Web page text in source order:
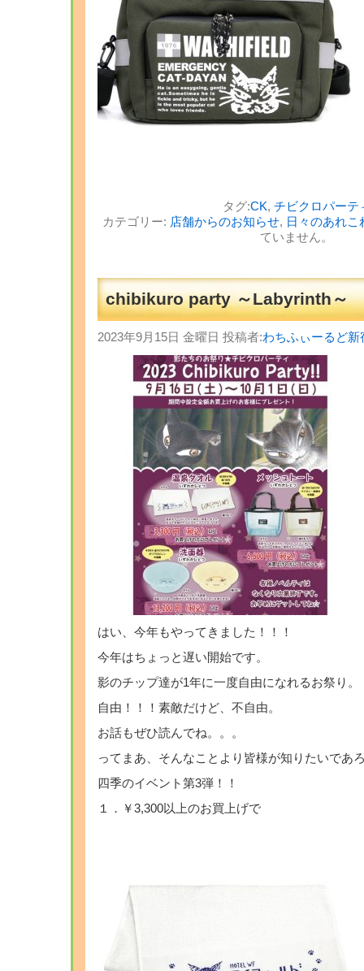
タグ:CK, チビクロパーテ
カテゴリー: 店舗からのお知らせ, 日々のあれこ
ていません。
chibikuro party ～Labyrinth～
2023年9月15日 金曜日 投稿者:わちふぃーるど
はい、今年もやってきました！！！
今年はちょっと遅い開始です。
影のチップ達が1年に一度自由になれるお祭り。
自由！！！素敵だけど、不自由。
お話もぜひ読んでね。。。
ってまあ、そんなことより皆様が知りたいであ
四季のイベント第3弾！！
１．￥3,300以上のお買上げで